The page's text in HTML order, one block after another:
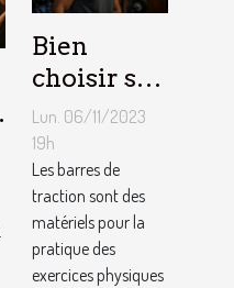
Bien
choisir sa
barre de
traction :
nos
conseils !
Lun. 06/11/2023
19h
Les barres de
traction sont des
matériels pour la
pratique des
exercices physiques